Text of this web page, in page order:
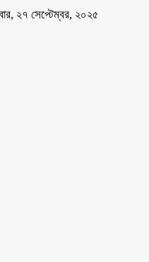
২৭ সেপ্টেম্বর, ২০২৫